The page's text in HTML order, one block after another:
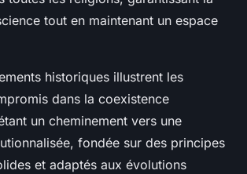
tout en maintenant un espace
historiques illustrent les
dans la coexistence
un cheminement vers une
fondée sur des principes
et adaptés aux évolutions